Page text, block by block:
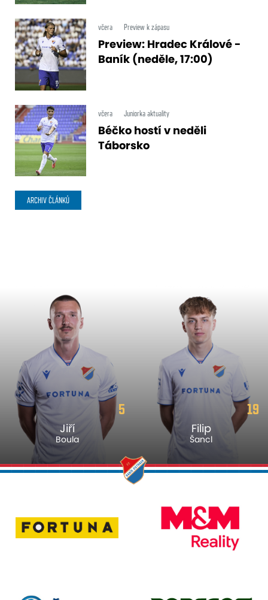
včera Preview k zápasu
Preview: Hradec Králové -
Baník (neděle, 17:00)
včera Juniorka aktuality
Béčko hostí v neděli
Táborsko
ARCHIV ČLÁNKŮ
5
Jiří
Boula
19
Filip
Šancl